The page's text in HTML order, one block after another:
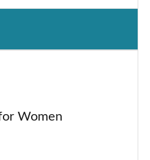
Women